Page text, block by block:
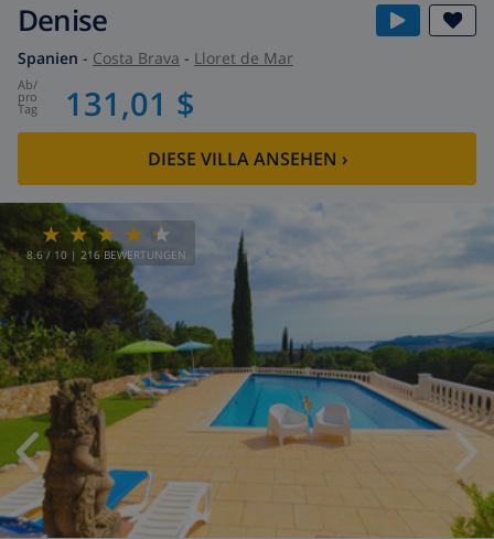
Denise
Spanien - Costa Brava - Lloret de Mar
ab/
pro
Tag 131,01 $
DIESE VILLA ANSEHEN ›
8.6 / 10 | 216 BEWERTUNGEN